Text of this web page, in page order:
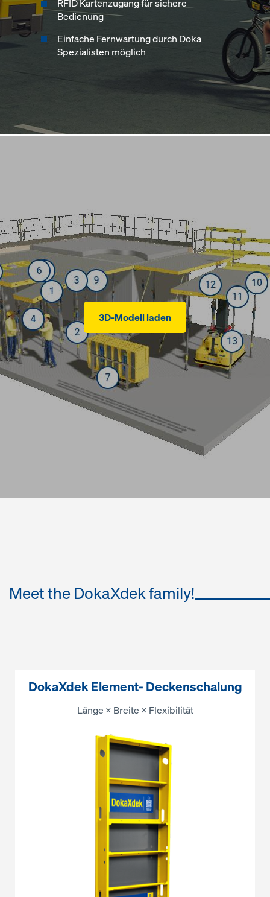
RFID Kartenzugang für sichere
Bedienung
Einfache Fernwartung durch Doka
Spezialisten möglich
3D-Modell laden
Meet the DokaXdek family!
DokaXdek Element- Deckenschalung
Länge × Breite × Flexibilität